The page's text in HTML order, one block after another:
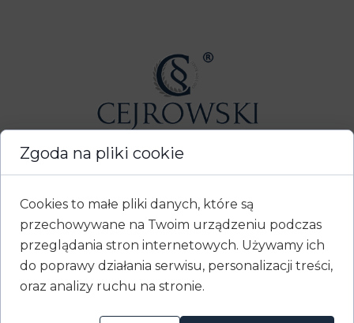
Kancelaria Adwokacka Cejrowski
Kancelaria Adwokacka TCZEW
ul. Słowackiego nr 5/3
Kancelaria Adwokacka GDAŃSK
Zgoda na pliki cookie
Cookies to małe pliki danych, które są
przechowywane na Twoim urządzeniu podczas
przeglądania stron internetowych. Używamy ich
do poprawy działania serwisu, personalizacji treści,
oraz analizy ruchu na stronie.